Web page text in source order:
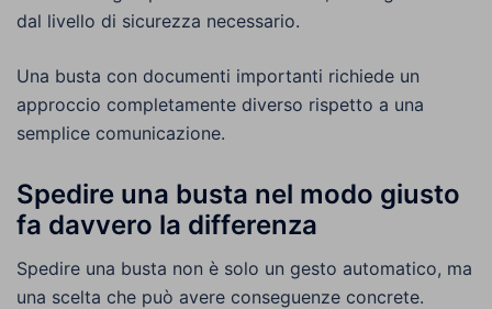
dal livello di sicurezza necessario.
Una busta con documenti importanti richiede un
approccio completamente diverso rispetto a una
semplice comunicazione.
Spedire una busta nel modo giusto
fa davvero la differenza
Spedire una busta non è solo un gesto automatico, ma
una scelta che può avere conseguenze concrete.